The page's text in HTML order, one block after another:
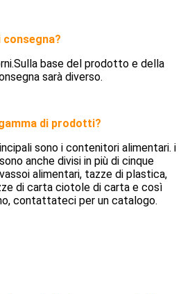
consegna?
base del prodotto e della
sarà diverso.
di prodotti?
sono i contenitori alimentari. i
anche divisi in più di cinque
alimentari, tazze di plastica,
di carta ciotole di carta e così
contattateci per un catalogo.